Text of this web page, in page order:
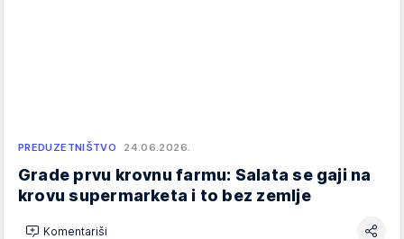
PREDUZETNIŠTVO 24.06.2026.
Grade prvu krovnu farmu: Salata se gaji na
krovu supermarketa i to bez zemlje
Komentariši